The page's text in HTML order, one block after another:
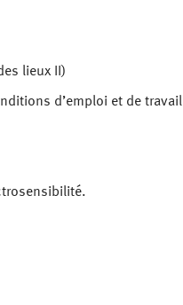
lieux II)
d’emploi et de travail